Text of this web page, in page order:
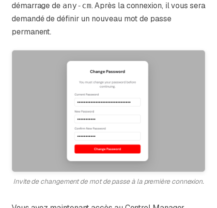
démarrage de any-cm. Après la connexion, il vous sera
demandé de définir un nouveau mot de passe
permanent.
Invite de changement de mot de passe à la première connexion.